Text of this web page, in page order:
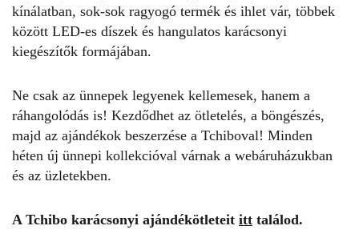
kínálatban, sok-sok ragyogó termék és ihlet vár, többek
között LED-es díszek és hangulatos karácsonyi
kiegészítők formájában.
Ne csak az ünnepek legyenek kellemesek, hanem a
ráhangolódás is! Kezdődhet az ötletelés, a böngészés,
majd az ajándékok beszerzése a Tchiboval! Minden
héten új ünnepi kollekcióval várnak a webáruházukban
és az üzletekben.
A Tchibo karácsonyi ajándékötleteit itt találod.